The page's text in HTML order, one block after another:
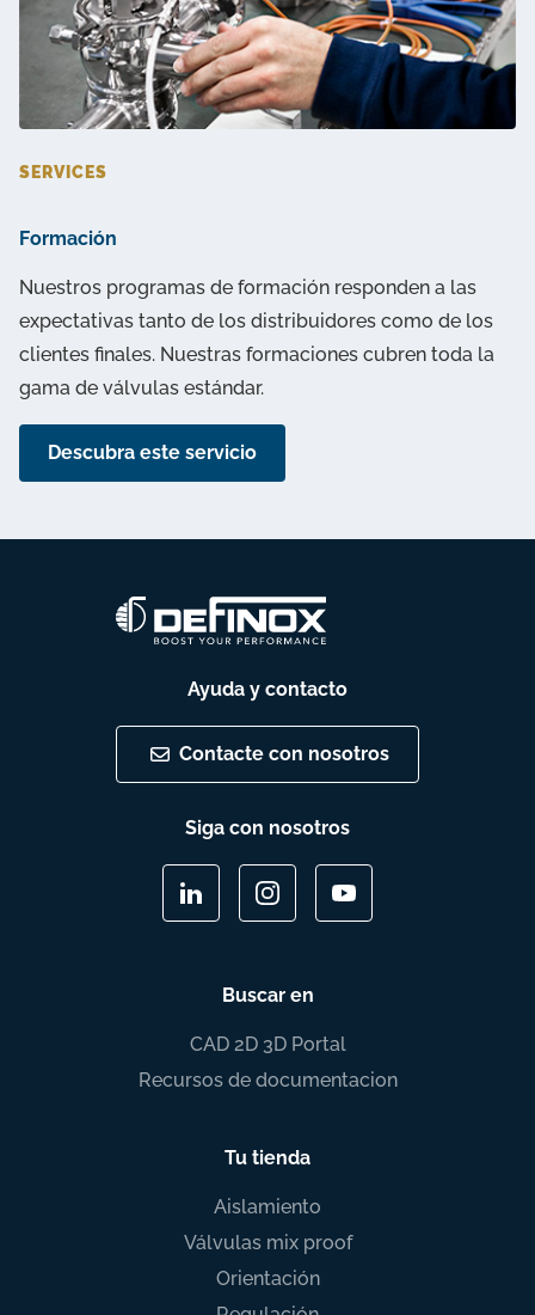
SERVICES
Formación
Nuestros programas de formación responden a las
expectativas tanto de los distribuidores como de los
clientes finales. Nuestras formaciones cubren toda la
gama de válvulas estándar.
Descubra este servicio
Ayuda y contacto
Contacte con nosotros
Siga con nosotros
Buscar en
CAD 2D 3D Portal
Recursos de documentacion
Tu tienda
Aislamiento
Válvulas mix proof
Orientación